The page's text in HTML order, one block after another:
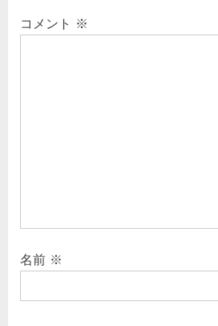
コメント ※
名前 ※